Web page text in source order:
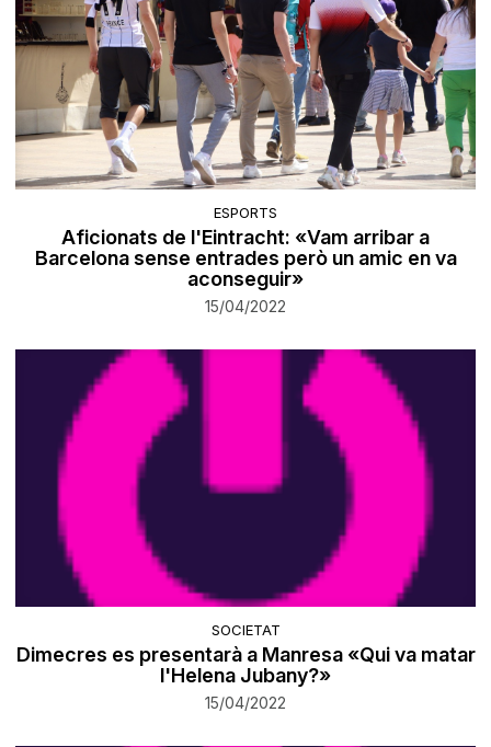
ESPORTS
Aficionats de l'Eintracht: «Vam arribar a
Barcelona sense entrades però un amic en va
aconseguir»
15/04/2022
SOCIETAT
Dimecres es presentarà a Manresa «Qui va matar
l'Helena Jubany?»
15/04/2022